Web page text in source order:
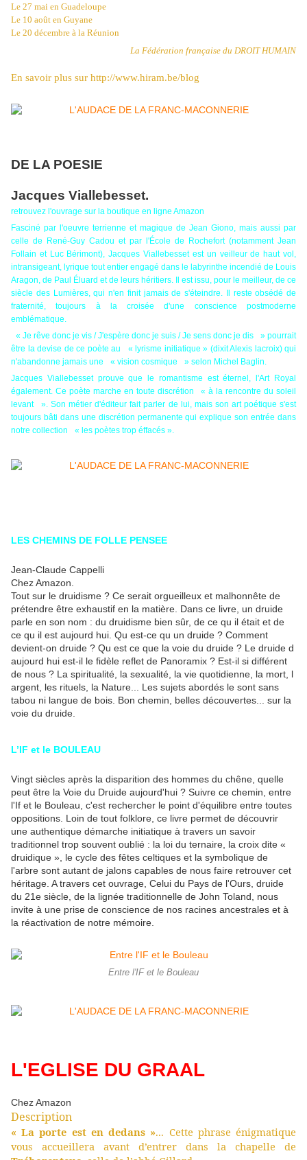
Le 27 mai en Guadeloupe
Le 10 août en Guyane
Le 20 décembre à la Réunion
La Fédération française du DROIT HUMAIN
En savoir plus sur http://www.hiram.be/blog
DE LA POESIE
Jacques Viallebesset.
retrouvez l'ouvrage sur la boutique en ligne Amazon
Fasciné par l'oeuvre terrienne et magique de Jean Giono, mais aussi par
celle de René-Guy Cadou et par l'École de Rochefort (notamment Jean
Follain et Luc Bérimont), Jacques Viallebesset est un veilleur de haut vol,
intransigeant, lyrique tout entier engagé dans le labyrinthe incendié de Louis
Aragon, de Paul Éluard et de leurs héritiers. Il est issu, pour le meilleur, de ce
siècle des Lumières, qui n'en finit jamais de s'éteindre. Il reste obsédé de
fraternité, toujours à la croisée d'une conscience postmoderne
emblématique.
« Je rêve donc je vis / J'espère donc je suis / Je sens donc je dis » pourrait
être la devise de ce poète au « lyrisme initiatique » (dixit Alexis lacroix) qui
n'abandonne jamais une « vision cosmique » selon Michel Baglin.
Jacques Viallebesset prouve que le romantisme est éternel, l'Art Royal
également. Ce poète marche en toute discrétion « à la rencontre du soleil
levant ». Son métier d'éditeur fait parler de lui, mais son art poétique s'est
toujours bâti dans une discrétion permanente qui explique son entrée dans
notre collection « les poètes trop éffacés ».
LES CHEMINS DE FOLLE PENSEE
Jean-Claude Cappelli
Chez Amazon.
Tout sur le druidisme ? Ce serait orgueilleux et malhonnête de
prétendre être exhaustif en la matière. Dans ce livre, un druide
parle en son nom : du druidisme bien sûr, de ce qu il était et de
ce qu il est aujourd hui. Qu est-ce qu un druide ? Comment
devient-on druide ? Qu est ce que la voie du druide ? Le druide d
aujourd hui est-il le fidèle reflet de Panoramix ? Est-il si différent
de nous ? La spiritualité, la sexualité, la vie quotidienne, la mort, l
argent, les rituels, la Nature... Les sujets abordés le sont sans
tabou ni langue de bois. Bon chemin, belles découvertes... sur la
voie du druide.
L’IF et le BOULEAU
Vingt siècles après la disparition des hommes du chêne, quelle
peut être la Voie du Druide aujourd'hui ? Suivre ce chemin, entre
l'If et le Bouleau, c'est rechercher le point d'équilibre entre toutes
oppositions. Loin de tout folklore, ce livre permet de découvrir
une authentique démarche initiatique à travers un savoir
traditionnel trop souvent oublié : la loi du ternaire, la croix dite «
druidique », le cycle des fêtes celtiques et la symbolique de
l'arbre sont autant de jalons capables de nous faire retrouver cet
héritage. A travers cet ouvrage, Celui du Pays de l'Ours, druide
du 21e siècle, de la lignée traditionnelle de John Toland, nous
invite à une prise de conscience de nos racines ancestrales et à
la réactivation de notre mémoire.
Entre l'IF et le Bouleau
L'EGLISE DU GRAAL
Chez Amazon
Description
« La porte est en dedans »... Cette phrase énigmatique
vous accueillera avant d’entrer dans la chapelle de